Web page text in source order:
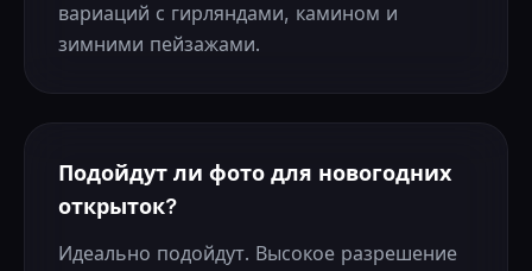
вариаций с гирляндами, камином и
зимними пейзажами.
Подойдут ли фото для новогодних
открыток?
Идеально подойдут. Высокое разрешение